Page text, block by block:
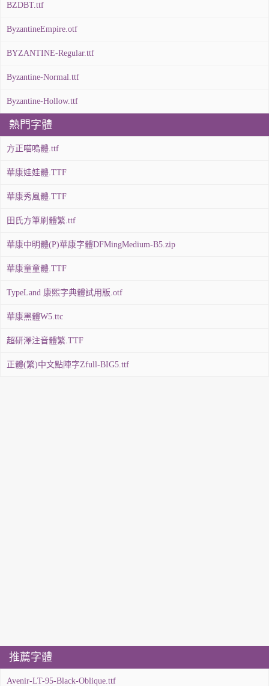
BZDBT.ttf
ByzantineEmpire.otf
BYZANTINE-Regular.ttf
Byzantine-Normal.ttf
Byzantine-Hollow.ttf
熱門字體
方正喵嗚體.ttf
華康娃娃體.TTF
華康秀風體.TTF
田氏方筆刷體繁.ttf
華康中明體(P)華康字體DFMingMedium-B5.zip
華康童童體.TTF
TypeLand 康熙字典體試用版.otf
華康黑體W5.ttc
超研澤注音體繁.TTF
正體(繁)中文點陣字Zfull-BIG5.ttf
推薦字體
Avenir-LT-95-Black-Oblique.ttf